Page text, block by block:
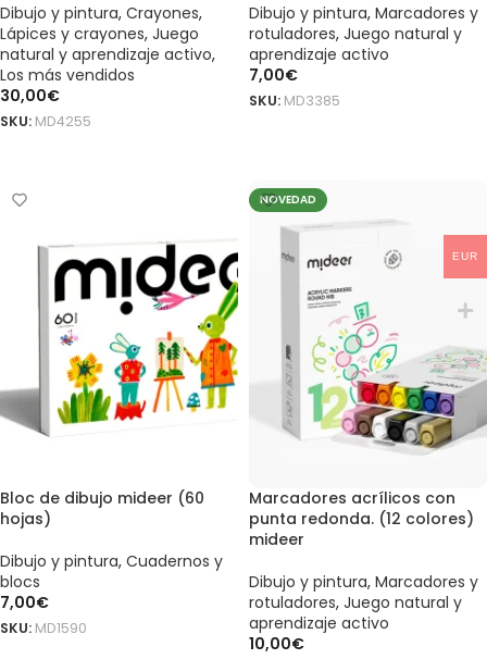
Dibujo y pintura, Crayones,
Lápices y crayones, Juego
natural y aprendizaje activo,
Los más vendidos
30,00€
SKU: MD4255
Dibujo y pintura, Marcadores y
rotuladores, Juego natural y
aprendizaje activo
7,00€
SKU: MD3385
Bloc de dibujo mideer (60
hojas)
Dibujo y pintura, Cuadernos y
blocs
7,00€
SKU: MD1590
NOVEDAD
Marcadores acrílicos con
punta redonda. (12 colores)
mideer
Dibujo y pintura, Marcadores y
rotuladores, Juego natural y
aprendizaje activo
10,00€
EUR